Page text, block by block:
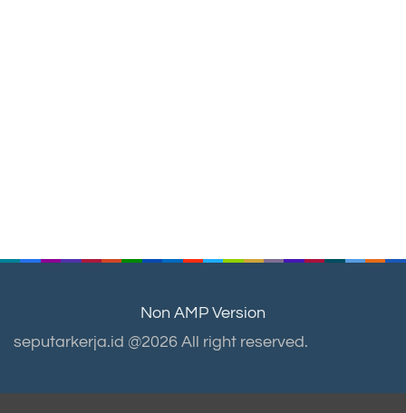
Non AMP Version
seputarkerja.id @2026 All right reserved.